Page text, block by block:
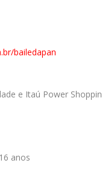
bailedapan
e Itaú Power
anos